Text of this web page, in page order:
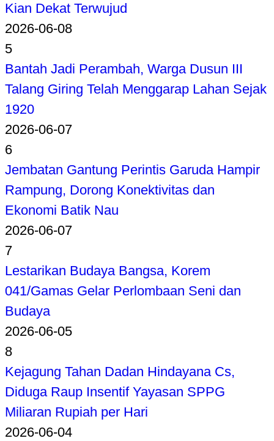
Kian Dekat Terwujud
2026-06-08
5
Bantah Jadi Perambah, Warga Dusun III
Talang Giring Telah Menggarap Lahan Sejak
1920
2026-06-07
6
Jembatan Gantung Perintis Garuda Hampir
Rampung, Dorong Konektivitas dan
Ekonomi Batik Nau
2026-06-07
7
Lestarikan Budaya Bangsa, Korem
041/Gamas Gelar Perlombaan Seni dan
Budaya
2026-06-05
8
Kejagung Tahan Dadan Hindayana Cs,
Diduga Raup Insentif Yayasan SPPG
Miliaran Rupiah per Hari
2026-06-04